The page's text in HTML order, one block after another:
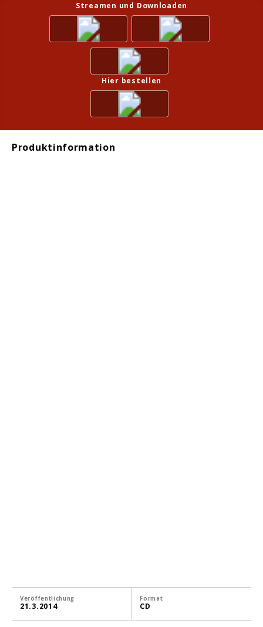
Streamen und Downloaden
Hier bestellen
Produktinformation
Veröffentlichung
21.3.2014
Format
CD